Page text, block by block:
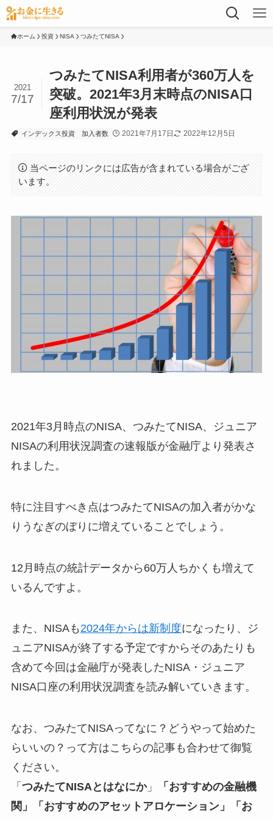
ホーム 投資 NISA つみたてNISA
つみたてNISA利用者が360万人を
突破。2021年3月末時点のNISA口
座利用状況が発表
2021
7/17
インデックス投資 加入者数 2021年7月17日 2022年12月5日
当ページのリンクには広告が含まれている場合がござ
います。
2021年3月時点のNISA、つみたてNISA、ジュニア
NISAの利用状況調査の速報版が金融庁より発表さ
れました。
特に注目すべき点はつみたてNISAの加入者がかな
りうなぎのぼりに増えていることでしょう。
12月時点の統計データから60万人ちかくも増えて
いるんですよ。
また、NISAも 2024年からは新制度になったり、ジ
ュニアNISAが終了する予定ですからそのあたりも
含めて今回は金融庁が発表したNISA・ジュニア
NISA口座の利用状況調査を読み解いていきます。
なお、つみたてNISAってなに？どうやって始めた
らいいの？って方はこちらの記事も合わせて御覧
ください。
「 つみたてNISAとはなにか」
「おすすめの金融機
関」「おすすめのアセットアロケーション」「お